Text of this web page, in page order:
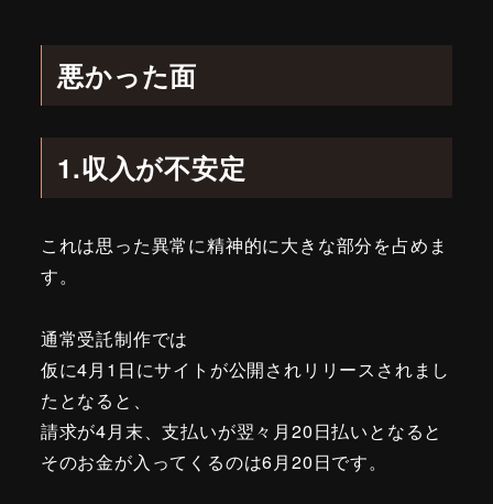
悪かった面
1.収入が不安定
これは思った異常に精神的に大きな部分を占めま
す。
通常受託制作では
仮に4月1日にサイトが公開されリリースされまし
たとなると、
請求が4月末、支払いが翌々月20日払いとなると
そのお金が入ってくるのは6月20日です。